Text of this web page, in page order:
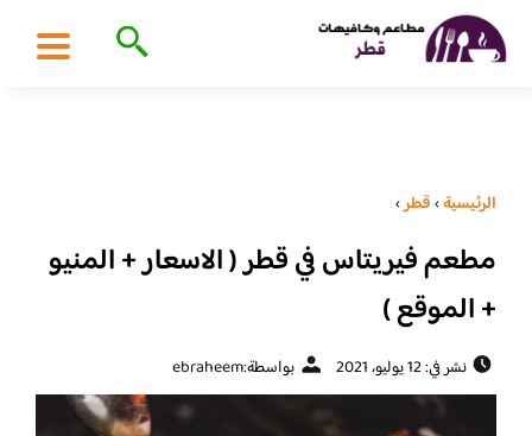
الرئيسية›قطر›
مطعم فيريتاس في قطر ( الاسعار + المنيو
+ الموقع )
نشر في: 12 يوليو، 2021 بواسطة:ebraheem